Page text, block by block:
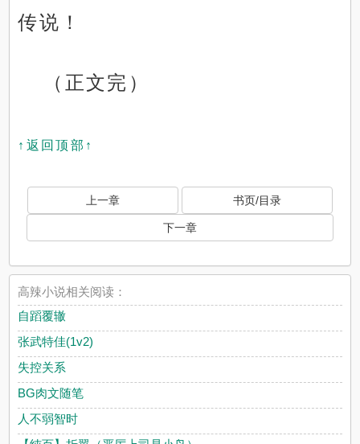
传说！
（正文完）
↑返回顶部↑
上一章 书页/目录
下一章
高辣小说相关阅读：
自蹈覆辙
张武特佳(1v2)
失控关系
BG肉文随笔
人不弱智时